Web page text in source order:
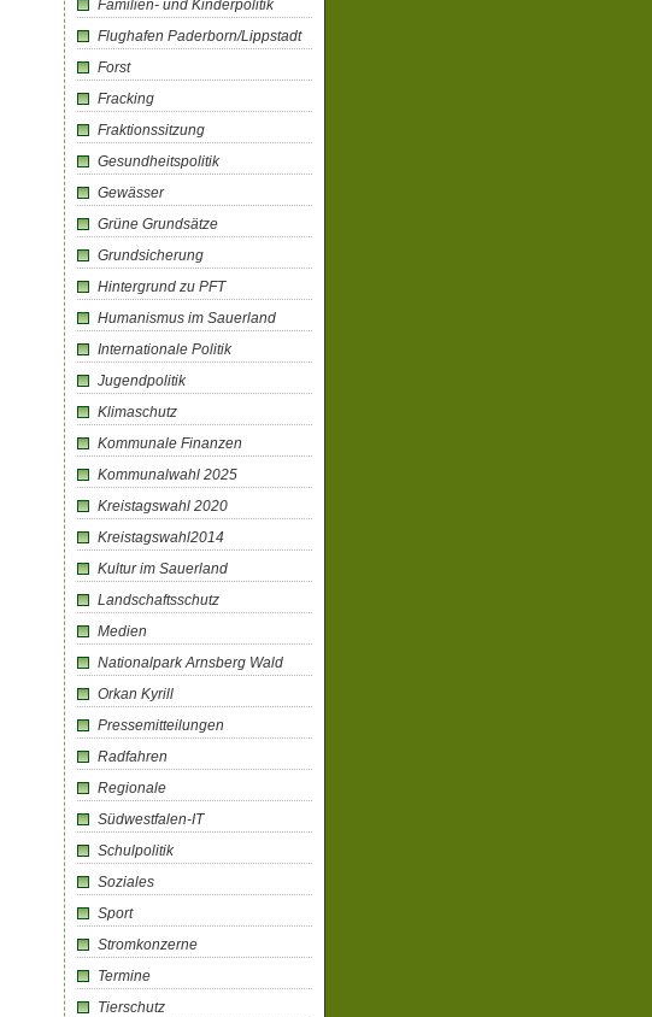
Familien- und Kinderpolitik
Flughafen Paderborn/Lippstadt
Forst
Fracking
Fraktionssitzung
Gesundheitspolitik
Gewässer
Grüne Grundsätze
Grundsicherung
Hintergrund zu PFT
Humanismus im Sauerland
Internationale Politik
Jugendpolitik
Klimaschutz
Kommunale Finanzen
Kommunalwahl 2025
Kreistagswahl 2020
Kreistagswahl2014
Kultur im Sauerland
Landschaftsschutz
Medien
Nationalpark Arnsberg Wald
Orkan Kyrill
Pressemitteilungen
Radfahren
Regionale
Südwestfalen-IT
Schulpolitik
Soziales
Sport
Stromkonzerne
Termine
Tierschutz